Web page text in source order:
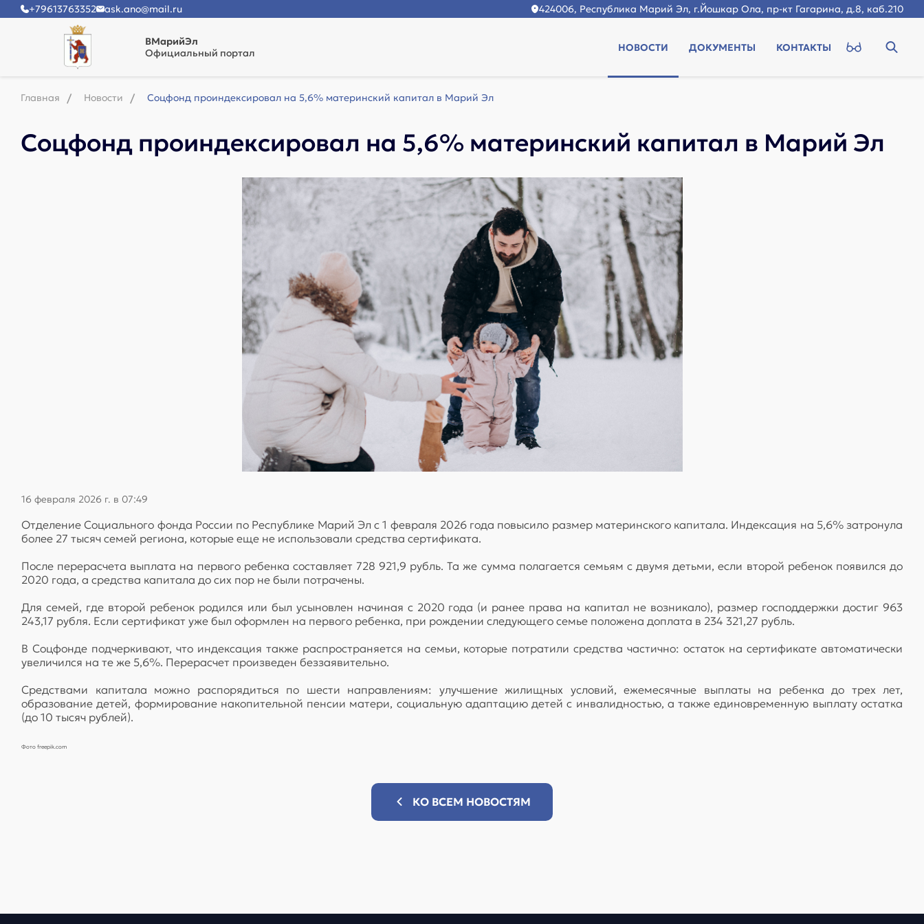
+79613763352 ask.ano@mail.ru 424006, Республика Марий Эл, г.Йошкар Ола, пр-кт Гагарина, д.8, каб.210
ВМарийЭл
Официальный портал
НОВОСТИ ДОКУМЕНТЫ КОНТАКТЫ
Главная Новости Соцфонд проиндексировал на 5,6% материнский капитал в Марий Эл
Соцфонд проиндексировал на 5,6% материнский капитал в Марий Эл
16 февраля 2026 г. в 07:49
Отделение Социального фонда России по Республике Марий Эл с 1 февраля 2026 года повысило размер материнского капитала. Индексация на 5,6% затронула
более 27 тысяч семей региона, которые еще не использовали средства сертификата.
После перерасчета выплата на первого ребенка составляет 728 921,9 рубль. Та же сумма полагается семьям с двумя детьми, если второй ребенок появился до
2020 года, а средства капитала до сих пор не были потрачены.
Для семей, где второй ребенок родился или был усыновлен начиная с 2020 года (и ранее права на капитал не возникало), размер господдержки достиг 963
243,17 рубля. Если сертификат уже был оформлен на первого ребенка, при рождении следующего семье положена доплата в 234 321,27 рубль.
В Соцфонде подчеркивают, что индексация также распространяется на семьи, которые потратили средства частично: остаток на сертификате автоматически
увеличился на те же 5,6%. Перерасчет произведен беззаявительно.
Средствами капитала можно распорядиться по шести направлениям: улучшение жилищных условий, ежемесячные выплаты на ребенка до трех лет,
образование детей, формирование накопительной пенсии матери, социальную адаптацию детей с инвалидностью, а также единовременную выплату остатка
(до 10 тысяч рублей).
Фото freepik.com
КО ВСЕМ НОВОСТЯМ